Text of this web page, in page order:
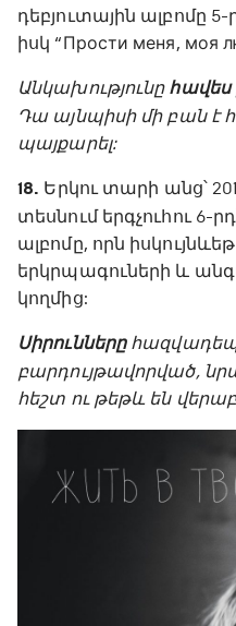
դեբյուտային ալբոմը
իսկ “Прости меня, моя
Անկախությունը հավես
Դա այնպիսի մի բան է
պայքարել:
18. Երկու տարի անց՝
տեսնում երգչուհու 6-
ալբոմը, որն
երկրպագուների և
կողմից:
Սիրուններըհազվադեպ
բարդույթավորված,
հեշտ ու թեթև են